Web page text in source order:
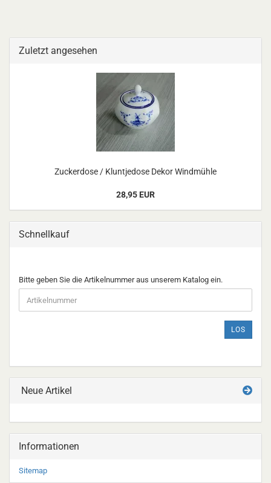
Zuletzt angesehen
Zuckerdose / Kluntjedose Dekor Windmühle
28,95 EUR
Schnellkauf
BITTE
GEBEN
SIE
DIE
EIN.
Bitte geben Sie die Artikelnummer aus unserem Katalog ein.
LOS
Neue Artikel
Informationen
Sitemap